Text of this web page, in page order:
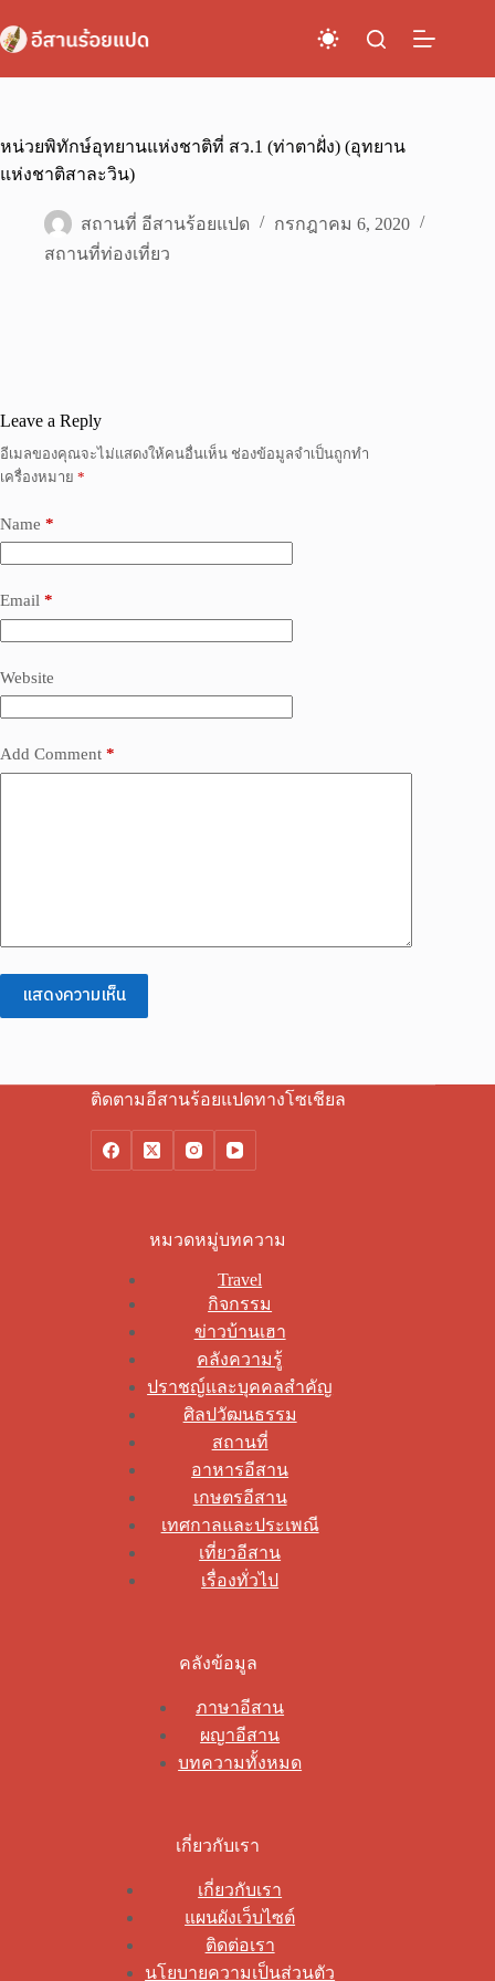
to
content
หน่วยพิทักษ์อุทยานแห่งชาติที่ สว.1 (ท่าตาฝั่ง) (อุทยาน
แห่งชาติสาละวิน)
สถานที่ อีสานร้อยแปด
กรกฎาคม 6, 2020
สถานที่ท่องเที่ยว
Leave a Reply
อีเมลของคุณจะไม่แสดงให้คนอื่นเห็น ช่องข้อมูลจำเป็นถูกทำ
เครื่องหมาย *
Name *
Email *
Website
Add Comment *
แสดงความเห็น
ติดตามอีสานร้อยแปดทางโซเชียล
หมวดหมู่บทความ
Travel
กิจกรรม
ข่าวบ้านเฮา
คลังความรู้
ปราชญ์และบุคคลสำคัญ
ศิลปวัฒนธรรม
สถานที่
อาหารอีสาน
เกษตรอีสาน
เทศกาลและประเพณี
เที่ยวอีสาน
เรื่องทั่วไป
คลังข้อมูล
ภาษาอีสาน
ผญาอีสาน
บทความทั้งหมด
เกี่ยวกับเรา
เกี่ยวกับเรา
แผนผังเว็บไซต์
ติดต่อเรา
นโยบายความเป็นส่วนตัว